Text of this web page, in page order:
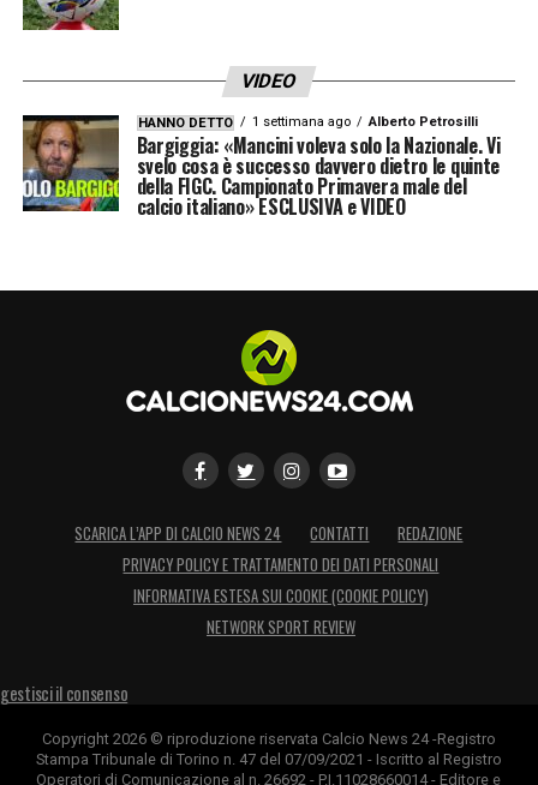
VIDEO
HANNO DETTO 1 settimana ago Alberto Petrosilli
Bargiggia: «Mancini voleva solo la Nazionale. Vi
svelo cosa è successo davvero dietro le quinte
della FIGC. Campionato Primavera male del
calcio italiano» ESCLUSIVA e VIDEO
SCARICA L’APP DI CALCIO NEWS 24 CONTATTI
REDAZIONE
PRIVACY POLICY E TRATTAMENTO DEI DATI PERSONALI
INFORMATIVA ESTESA SUI COOKIE (COOKIE POLICY)
NETWORK SPORT REVIEW
gestisci il consenso
Copyright 2026 © riproduzione riservata Calcio News 24 -Registro
Stampa Tribunale di Torino n. 47 del 07/09/2021 - Iscritto al Registro
Operatori di Comunicazione al n. 26692 - P.I.11028660014 - Editore e